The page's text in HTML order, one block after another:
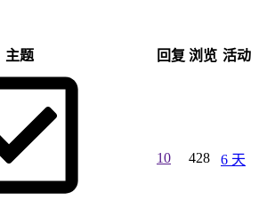
主题 回复 浏览 活动
10 428 6 天